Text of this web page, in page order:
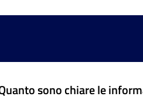
sono chiare le